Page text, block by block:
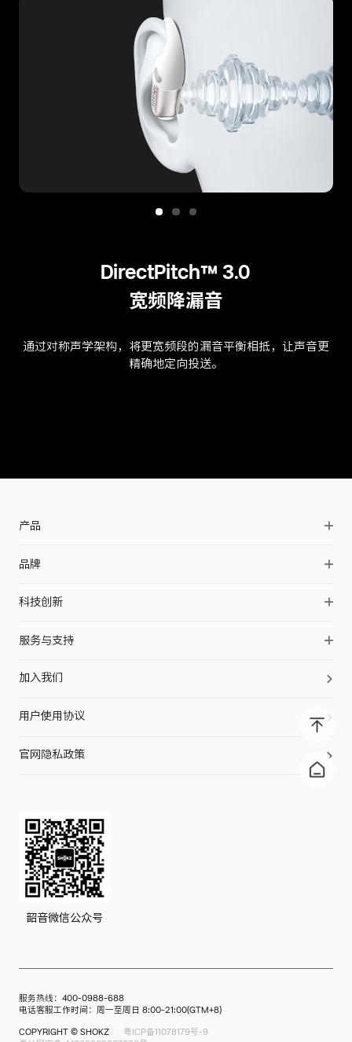
DirectPitch™ 3.0
宽频降漏音
通过对称声学架构，将更宽频段的漏音平衡相抵，让声音更
精确地定向投送。
产品
OpenDots Air
OpenFit Pro
OpenFit 2
OpenFit
OpenRun Pro 2 EK联名款
OpenRun Pro
OpenRun Air
OpenMove
品牌
品牌伙伴
品牌动态
科技创新
服务与支持
门店查询
加入我们
用户使用协议
官网隐私政策
韶音微信公众号
服务热线：400-0988-688
电话客服工作时间：周一至周日 8:00-21:00(GTM+8)
COPYRIGHT © SHOKZ
粤ICP备11078179号-9